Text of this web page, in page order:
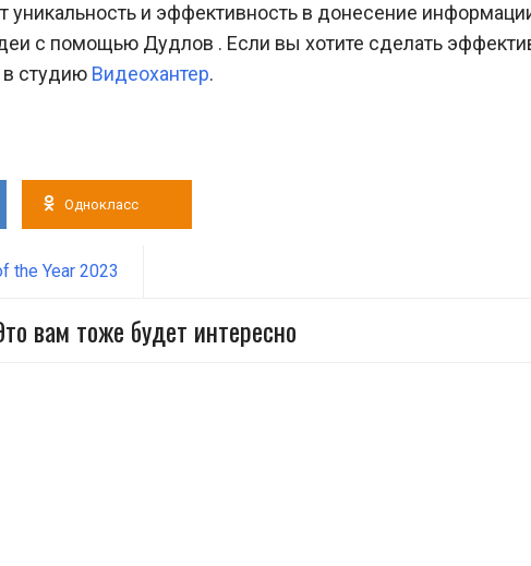
и эффективность в донесение
с помощью Дудлов . Если вы хотите сделать
студию Видеохантер.
Однокласс
the Year 2023
вам тоже будет интересно